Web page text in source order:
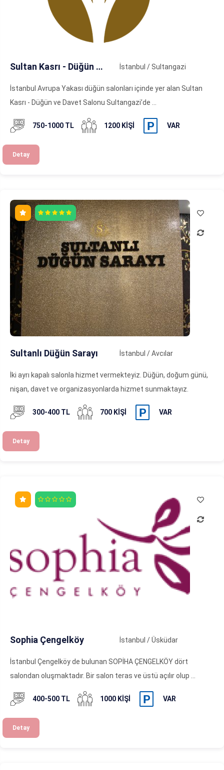
Sultan Kasrı - Düğün ve Davet Salonu İstanbul / Sultangazi
İstanbul Avrupa Yakası düğün salonları içinde yer alan Sultan
Kasrı - Düğün ve Davet Salonu Sultangazi’de ...
750-1000 TL 1200 KIŞI VAR
Detay
Sultanlı Düğün Sarayı İstanbul / Avcılar
İki ayrı kapalı salonla hizmet vermekteyiz. Düğün, doğum günü,
nişan, davet ve organizasyonlarda hizmet sunmaktayız.
300-400 TL 700 KIŞI VAR
Detay
Sophia Çengelköy İstanbul / Üsküdar
İstanbul Çengelköy de bulunan SOPİHA ÇENGELKÖY dört
salondan oluşmaktadır. Bir salon teras ve üstü açılır olup ...
400-500 TL 1000 KIŞI VAR
Detay